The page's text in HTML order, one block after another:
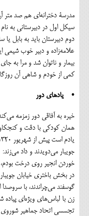
مدرسة دخترانه‌ای هم صد متر
دوم دبیرستان باید به بابل
بیمار و ناتوان شد و مرا به‌
کمی از خودم و شاهی آن
• یادهای دور
خیره به آفاقی دور زمزمه
همان کودکی با دقت و
جویبار می‌دویدند و داد
خوردن انجیر روی درخت
در بخش باختری خیابان
گوسفند می‌چراندند، با
زن با لباس‌های ویژه‌ای پیاده
تجسسی اتحاد جماهیر شوروی